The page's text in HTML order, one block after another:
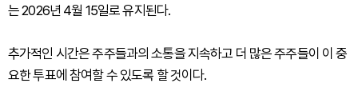
는 2026년 4월 15일로 유지된다.
추가적인 시간은 주주들과의 소통을 지속하고 더 많은 주주들이 이 중
요한 투표에 참여할 수 있도록 할 것이다.